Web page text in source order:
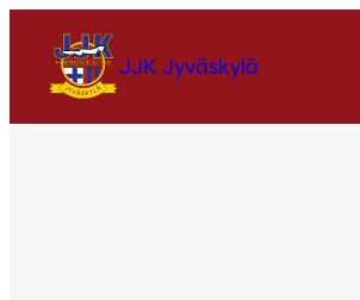
JJK Jyväskylä